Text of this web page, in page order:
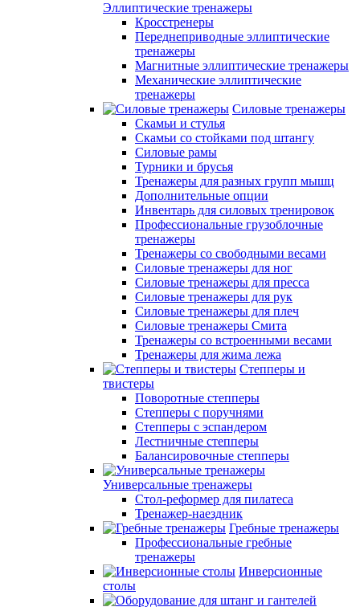
Эллиптические тренажеры
Кросстренеры
Переднеприводные эллиптические
тренажеры
Магнитные эллиптические тренажеры
Механические эллиптические
тренажеры
Силовые тренажеры
Скамьи и стулья
Скамьи со стойками под штангу
Силовые рамы
Турники и брусья
Тренажеры для разных групп мышц
Дополнительные опции
Инвентарь для силовых тренировок
Профессиональные грузоблочные
тренажеры
Тренажеры со свободными весами
Силовые тренажеры для ног
Силовые тренажеры для пресса
Силовые тренажеры для рук
Силовые тренажеры для плеч
Силовые тренажеры Смита
Тренажеры со встроенными весами
Тренажеры для жима лежа
Степперы и
твистеры
Поворотные степперы
Степперы с поручнями
Степперы с эспандером
Лестничные степперы
Балансировочные степперы
Универсальные тренажеры
Стол-реформер для пилатеса
Тренажер-наездник
Гребные тренажеры
Профессиональные гребные
тренажеры
Инверсионные
столы